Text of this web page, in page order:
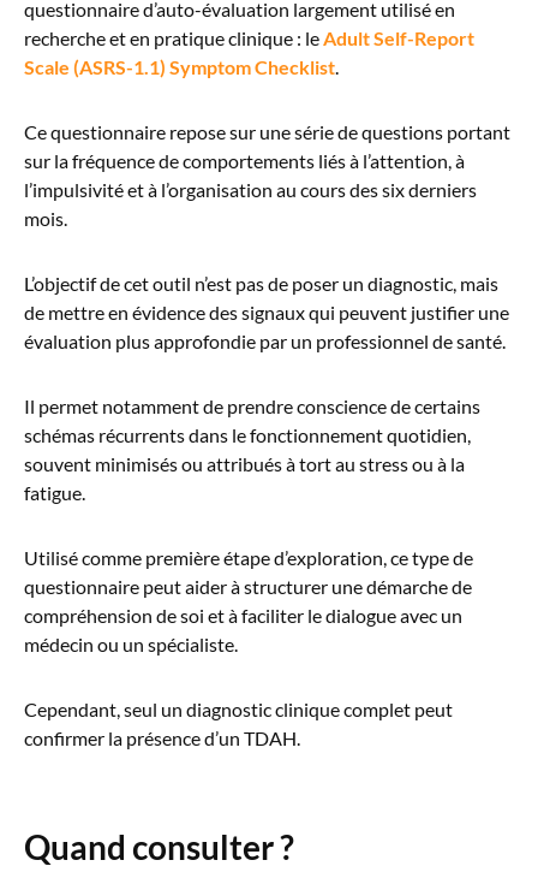
questionnaire d’auto-évaluation largement utilisé en
recherche et en pratique clinique : leAdult Self-Report
Scale (ASRS-1.1) Symptom Checklist.
Ce questionnaire repose sur une série de questions portant
sur la fréquence de comportements liés à l’attention, à
l’impulsivité et à l’organisation au cours des six derniers
mois.
L’objectif de cet outil n’est pas de poser un diagnostic, mais
de mettre en évidence des signaux qui peuvent justifier une
évaluation plus approfondie par un professionnel de santé.
Il permet notamment de prendre conscience de certains
schémas récurrents dans le fonctionnement quotidien,
souvent minimisés ou attribués à tort au stress ou à la
fatigue.
Utilisé comme première étape d’exploration, ce type de
questionnaire peut aider à structurer une démarche de
compréhension de soi et à faciliter le dialogue avec un
médecin ou un spécialiste.
Cependant, seul un diagnostic clinique complet peut
confirmer la présence d’un TDAH.
Quand consulter ?